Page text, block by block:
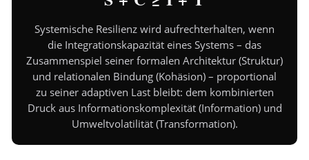
Systemische Resilienz wird aufrechterhalten, wenn
die Integrationskapazität eines Systems – das
Zusammenspiel seiner formalen Architektur (Struktur)
und relationalen Bindung (Kohäsion) – proportional
zu seiner adaptiven Last bleibt: dem kombinierten
Druck aus Informationskomplexität (Information) und
Umweltvolatilität (Transformation).